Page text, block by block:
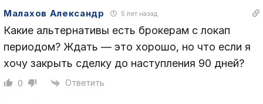
Малахов Александр 5 лет назад
Какие альтернативы есть брокерам с локап
периодом? Ждать — это хорошо, но что если я
хочу закрыть сделку до наступления 90 дней?
0 Ответить